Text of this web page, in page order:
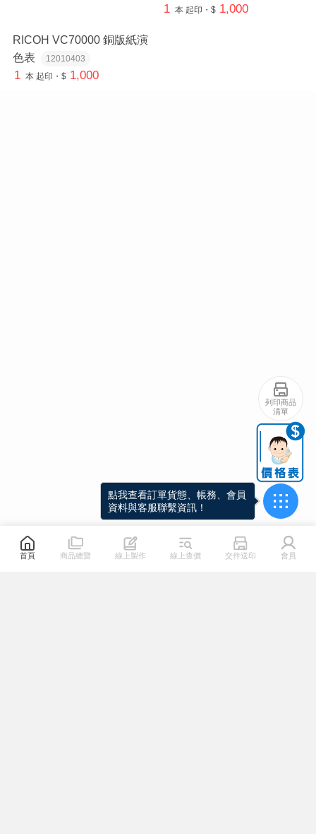
1 本 起印・$ 1,000
RICOH VC70000 銅版紙演
色表
12010403
1 本 起印・$ 1,000
點我查看訂單貨態、帳務、會員
資料與客服聯繫資訊！
列印商品
清單
首頁 商品總覽 線上製作 線上查價 交件送印 會員